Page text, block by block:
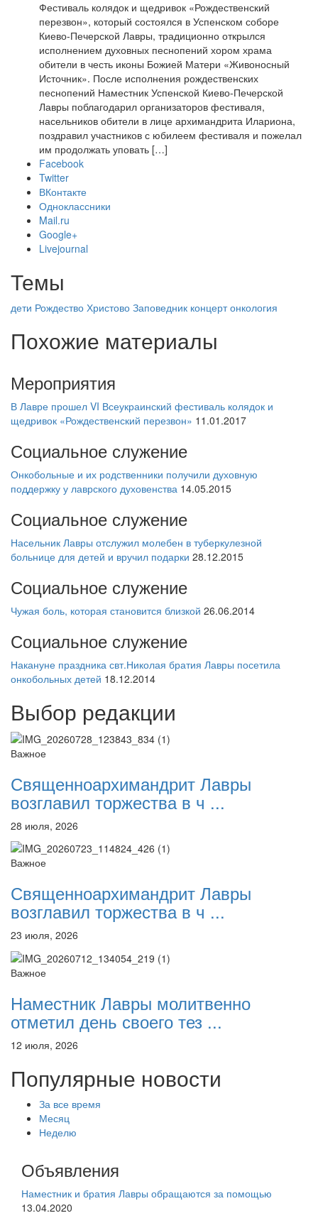
Фестиваль колядок и щедривок «Рождественский
перезвон», который состоялся в Успенском соборе
Киево-Печерской Лавры, традиционно открылся
исполнением духовных песнопений хором храма
обители в честь иконы Божией Матери «Живоносный
Источник». После исполнения рождественских
песнопений Наместник Успенской Киево-Печерской
Лавры поблагодарил организаторов фестиваля,
насельников обители в лице архимандрита Илариона,
поздравил участников с юбилеем фестиваля и пожелал
им продолжать уповать […]
Facebook
Twitter
ВКонтакте
Одноклассники
Mail.ru
Google+
Livejournal
Темы
дети Рождество Христово Заповедник концерт онкология
Похожие материалы
Мероприятия
В Лавре прошел VI Всеукраинский фестиваль колядок и
щедривок «Рождественский перезвон» 11.01.2017
Социальное служение
Онкобольные и их родственники получили духовную
поддержку у лаврского духовенства 14.05.2015
Социальное служение
Насельник Лавры отслужил молебен в туберкулезной
больнице для детей и вручил подарки 28.12.2015
Социальное служение
Чужая боль, которая становится близкой 26.06.2014
Социальное служение
Накануне праздника свт.Николая братия Лавры посетила
онкобольных детей 18.12.2014
Выбор редакции
Важное
Священноархимандрит Лавры
возглавил торжества в ч ...
28 июля, 2026
Важное
Священноархимандрит Лавры
возглавил торжества в ч ...
23 июля, 2026
Важное
Наместник Лавры молитвенно
отметил день своего тез ...
12 июля, 2026
Популярные новости
За все время
Месяц
Неделю
Объявления
Наместник и братия Лавры обращаются за помощью
13.04.2020